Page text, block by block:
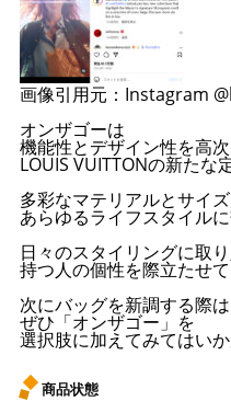
画像引用元：Instagram
オンザゴーは
機能性とデザイン性を高次
LOUIS VUITTONの新たな
多彩なマテリアルとサイズ
あらゆるライフスタイルに
日々のスタイリングに取り
持つ人の個性を際立たせ
次にバッグを新調する際は
ぜひ「オンザゴー」を
選択肢に加えてみてはいか
商品状態